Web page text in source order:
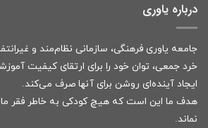
درباره یاوری
جامعه یاوری فرهنگی، سازمانی نظام‌مند و
خرد جمعی، توان خود را برای ارتقای کیفیت
ایجاد آینده‌ای روشن برای آنها صرف می‌کند.
هدف ما این است که هیچ کودکی به خاطر فقر
نماند.